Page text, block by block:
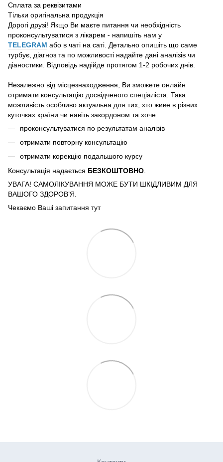
Сплата за реквізитами
Тільки оригінальна продукція
Дорогі друзі! Якщо Ви маєте питання чи необхідність
проконсультуватися з лікарем - напишіть нам у
TELEGRAM або в чаті на саті. Детально опишіть що саме
турбує, діагноз та по можливості надайте дані аналізів чи
діаностики. Відповідь надійде протягом 1-2 робочих днів.
Незалежно від місцезнаходження, Ви зможете онлайн
отримати консультацію досвідченого спеціаліста. Така
можливість особливо актуальна для тих, хто живе в різних
куточках країни чи навіть закордоном та хоче:
проконсультуватися по результатам аналізів
отримати повторну консультацію
отримати корекцію подальшого курсу
Консультація надається БЕЗКОШТОВНО
УВАГА! САМОЛІКУВАННЯ МОЖЕ БУТИ ШКІДЛИВИМ ДЛЯ
ВАШОГО ЗДОРОВ’Я.
Чекаємо Ваші запитання тут